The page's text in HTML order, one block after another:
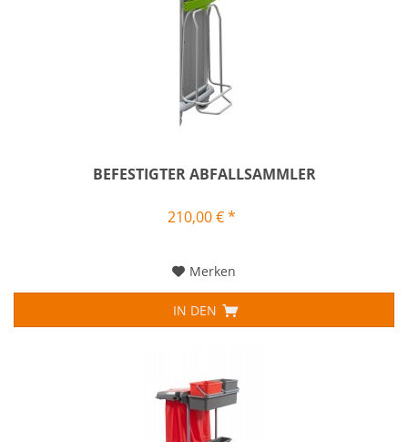
BEFESTIGTER ABFALLSAMMLER
210,00 € *
Merken
IN DEN